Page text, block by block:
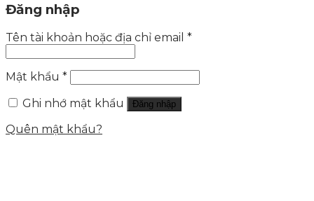
Đăng nhập
Tên tài khoản hoặc địa chỉ email *
Mật khẩu *
Ghi nhớ mật khẩu
Đăng nhập
Quên mật khẩu?